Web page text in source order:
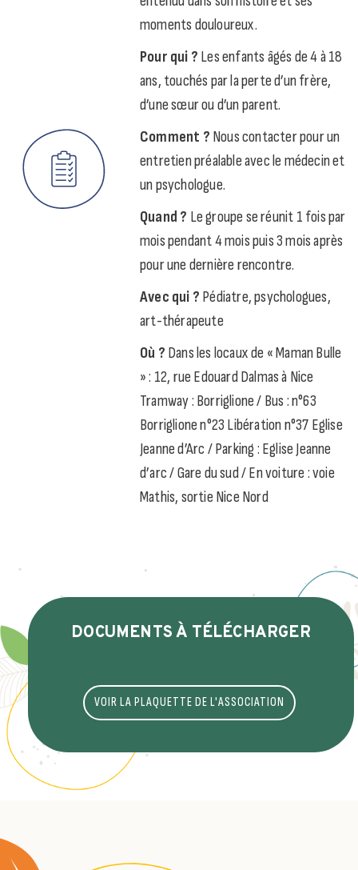
moments douloureux.
Pour qui ? Les enfants âgés de 4 à 18
ans, touchés par la perte d’un frère,
d’une sœur ou d’un parent.
Comment ? Nous contacter pour un
entretien préalable avec le médecin et
un psychologue.
Quand ? Le groupe se réunit 1 fois par
mois pendant 4 mois puis 3 mois après
pour une dernière rencontre.
Avec qui ? Pédiatre, psychologues,
art-thérapeute
Où ? Dans les locaux de « Maman Bulle
» : 12, rue Edouard Dalmas à Nice
Tramway : Borriglione / Bus : n°63
Borriglione n°23 Libération n°37 Eglise
Jeanne d’Arc / Parking : Eglise Jeanne
d’arc / Gare du sud / En voiture : voie
Mathis, sortie Nice Nord
DOCUMENTS À TÉLÉCHARGER
VOIR LA PLAQUETTE DE L'ASSOCIATION